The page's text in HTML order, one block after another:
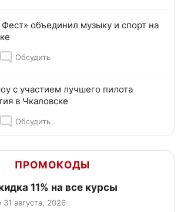
объединил музыку и спорт на
Обсудить
с участием лучшего пилота
в Чкаловске
Обсудить
ПРОМОКОДЫ
11% на все курсы
31 августа, 2026